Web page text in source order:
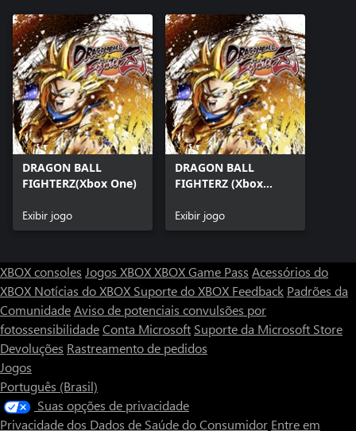
DRAGON BALL
FIGHTERZ(Xbox One)
Exibir jogo
DRAGON BALL
FIGHTERZ (Xbox
Exibir jogo
XBOX consoles Jogos XBOXXBOX Game Pass Acessórios do
XBOX Notícias do XBOX Suporte do XBOX Feedback Padrões da
ComunidadeAviso de potenciais convulsões por
fotossensibilidadeConta Microsoft Suporte da Microsoft Store
Devoluções Rastreamento de pedidos
Jogos
Português (Brasil)
Suas opções de privacidade
Privacidade dos Dados de Saúde do Consumidor Entre em